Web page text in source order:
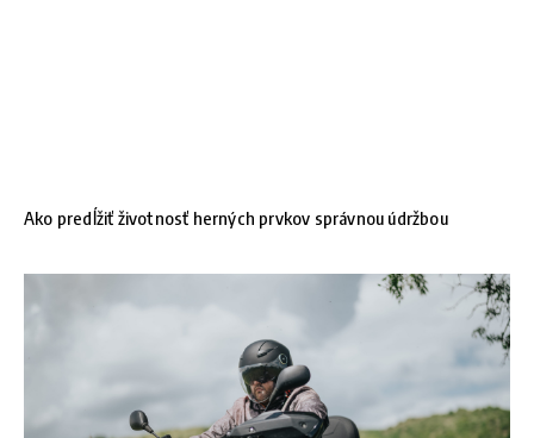
Ako predĺžiť životnosť herných prvkov správnou údržbou